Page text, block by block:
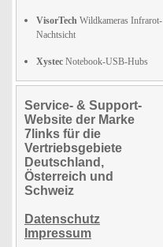
VisorTech Wildkameras Infrarot-
Nachtsicht
Xystec Notebook-USB-Hubs
Service- & Support-
Website der Marke
7links für die
Vertriebsgebiete
Deutschland,
Österreich und
Schweiz
Datenschutz
Impressum